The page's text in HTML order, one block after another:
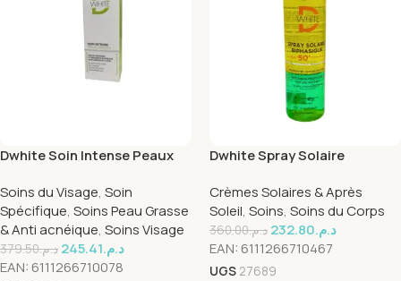
Dwhite Soin Intense Peaux
Soins du Visage, Soin
Spécifique, Soins Peau Grasse
& Anti acnéique, Soins Visage
د.م.379.50 د.م.245.41
EAN: 6111266710078
Dwhite Spray Solaire
Crèmes Solaires & Après
Soleil, Soins, Soins du Corps
د.م.360.00 د.م.232.80
EAN: 6111266710467
UGS 27689